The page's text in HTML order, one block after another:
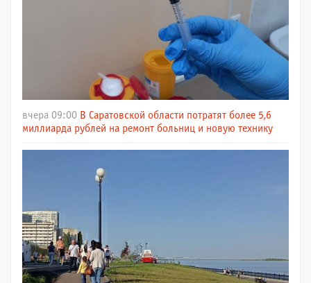
вчера 09:00 В Саратовской области потратят более 5,6
миллиарда рублей на ремонт больниц и новую технику